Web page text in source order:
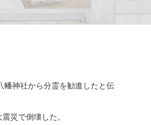
幡神社から分霊を勧進したと伝
災で倒壊した。